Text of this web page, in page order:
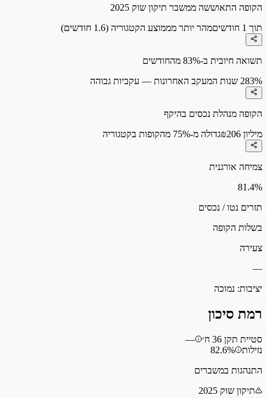
הקופה התאוששה ממשבר תיקון שוק 2025
תוך 1 חודשים
מהר יותר מממוצע הקטגוריה (1.6 חודשים)
תשואה חיובית ב-83% מהחודשים
83%2 שנות המעקב האחרונות — עקביות גבוהה
הקופה מנהלת נכסים בהיקף
₪206 מיליון
גדולה מ-75% מהקופות בקטגוריה
צמיחה אורגנית
81.4%
תזרים נטו / נכסים
בשלות הקופה
צעירה
—
יציבות: נמוכה
רמת סיכון
סטיית תקן 36 ח׳
—
נזילות
82.6%
התנהגות במשברים
תיקון שוק 2025